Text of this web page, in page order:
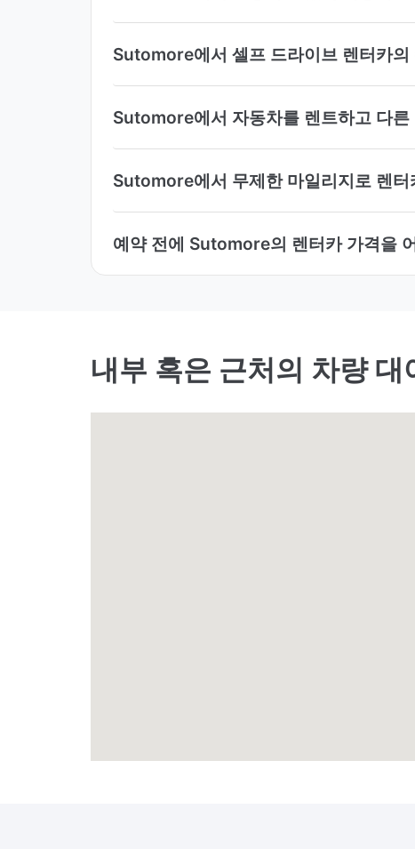
Sutomore에서 셀프 드라이브 렌터카
Sutomore에서 자동차를 렌트하고 다
Sutomore에서 무제한 마일리지로 렌터
예약 전에 Sutomore의 렌터카 가격을
내부 혹은 근처의 차량